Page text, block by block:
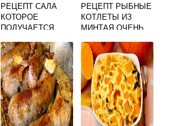
РЕЦЕПТ САЛА
КОТОРОЕ
ПОЛУЧАЕТСЯ
ШАШЛЫКА ПУЛЬС
РЕЦЕПТ РЫБНЫЕ
КОТЛЕТЫ ИЗ
МИНТАЯ ОЧЕНЬ